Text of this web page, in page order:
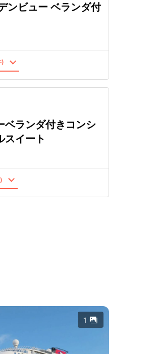
ンビュー ベランダ付
)
ベランダ付きコンシ
スイート
1